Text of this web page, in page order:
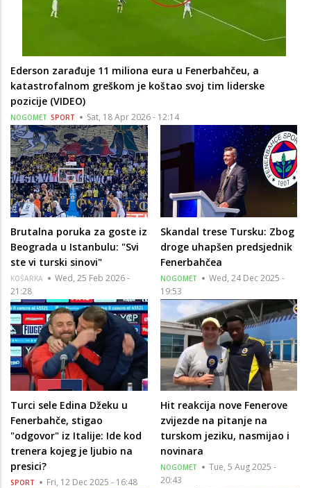
Ederson zarađuje 11 miliona eura u Fenerbahčeu, a
katastrofalnom greškom je koštao svoj tim liderske
pozicije (VIDEO)
NOGOMET SPORT Sat, 18 Apr 2026 - 12:14
Brutalna poruka za goste iz
Beograda u Istanbulu: "Svi
ste vi turski sinovi"
KOŠARKA
Wed, 25 Feb 2026 -
21:28
Skandal trese Tursku: Zbog
droge uhapšen predsjednik
Fenerbahčea
NOGOMET
Wed, 24 Dec 2025 -
19:53
Turci sele Edina Džeku u
Fenerbahče, stigao
"odgovor" iz Italije: Ide kod
trenera kojeg je ljubio na
presici?
SPORT Fri, 12 Dec 2025 - 16:48
Hit reakcija nove Fenerove
zvijezde na pitanje na
turskom jeziku, nasmijao i
novinara
NOGOMET
Tue, 5 Aug 2025 -
20:43